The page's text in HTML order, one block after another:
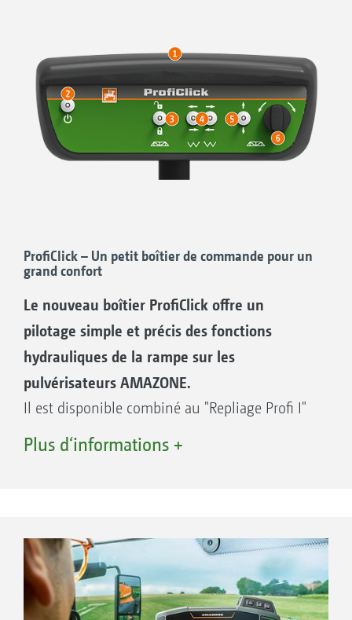
rampe sont également affichés sur
l’AmaSpray
+ +
permet le
repliage unilatéral de rampe ou le pilotage des
buses de bordure.
Le terminal AmaSpray+peut aussi être utilisé
avec l’interface série pour la documentation
Vos avantages :
Ecran une ligne, très contrasté et éclairé
Coupure principale et coupure de tronçons
Jusqu‘à 9 tronçons
Affichage numérique de la pression
Affichage numérique du niveau de
Affichage de position et de verrouillage de
Touche +/- 10 %
Gestion des chantiers
ProfiClick – Un petit boîtier de commande pour un
grand confort
Le nouveau boîtier ProfiClick offre un
pilotage simple et précis des fonctions
hydrauliques de la rampe sur les
pulvérisateurs AMAZONE.
Il est disponible combiné au "Repliage Profi I"
électro-hydraulique. Tous les éléments de
potentiomètres pour le correcteur de dévers
sur la rampe peuvent être pilotés à l’aveugle.
Le conducteur peut ainsi parfaitement se
concentrer sur la conduite.
Plus d‘informations +